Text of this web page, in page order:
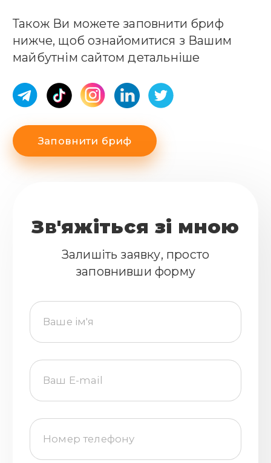
Також Ви можете заповнити бриф
нижче, щоб ознайомитися з Вашим
майбутнім сайтом детальніше
Заповнити бриф
Зв'яжіться зі мною
Залишіть заявку, просто
заповнивши форму